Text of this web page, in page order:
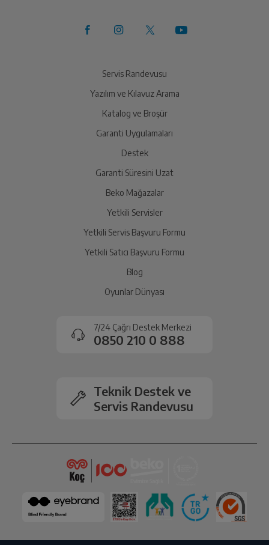
Servis Randevusu
Yazılım ve Kılavuz Arama
Katalog ve Broşür
Garanti Uygulamaları
Destek
Garanti Süresini Uzat
Beko Mağazalar
Yetkili Servisler
Yetkili Servis Başvuru Formu
Yetkili Satıcı Başvuru Formu
Blog
Oyunlar Dünyası
7/24 Çağrı Destek Merkezi
0850 210 0 888
Teknik Destek ve
Servis Randevusu